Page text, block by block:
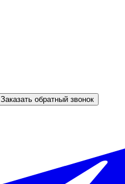
Заказать обратный звонок